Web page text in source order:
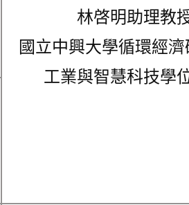
林啓明助理教
國立中興大學循環經
工業與智慧科技學